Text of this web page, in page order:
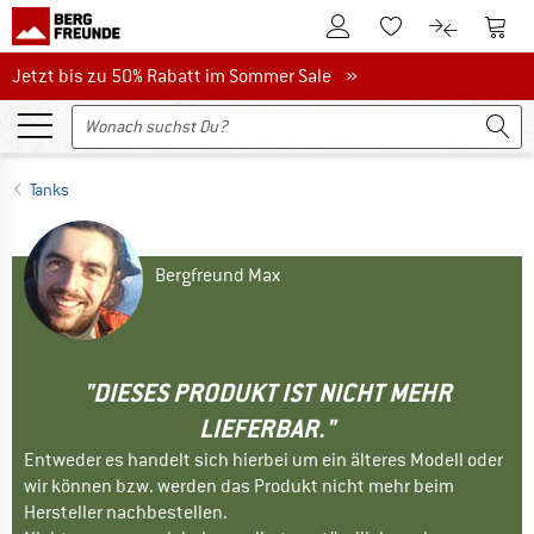
Zum KundenkontoZum Merkzettel.
Zum Zum
Jetzt bis zu 50% Rabatt im Sommer Sale
Jetzt bis zu 50% Rabatt im Sommer Sale »
Tanks
Bergfreund Max
"DIESES PRODUKT IST NICHT MEHR
LIEFERBAR."
Entweder es handelt sich hierbei um ein älteres Modell oder
wir können bzw. werden das Produkt nicht mehr beim
Hersteller nachbestellen.